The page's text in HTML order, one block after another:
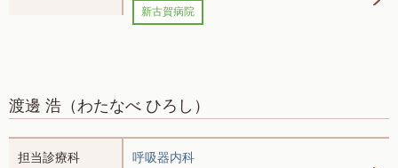
新古賀病院
渡邊 浩 （わたなべ ひろし）
担当診療科 呼吸器内科